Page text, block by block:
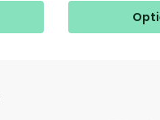
heeft